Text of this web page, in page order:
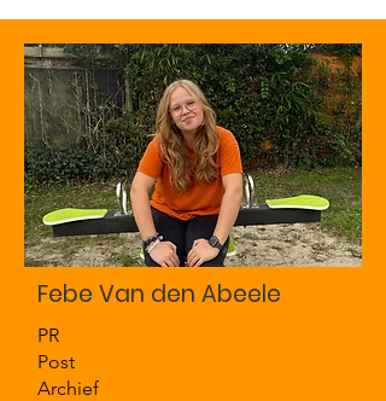
Febe Van den Abeele
PR
Post
Archief